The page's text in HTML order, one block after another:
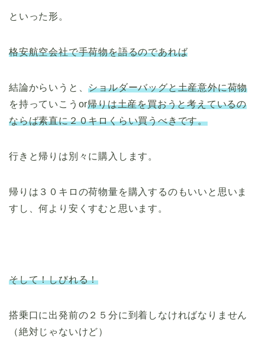
といった形。
格安航空会社で手荷物を語るのであれば
結論からいうと、ショルダーバッグと土産意外に荷物
を持っていこうor帰りは土産を買おうと考えているの
ならば素直に２０キロくらい買うべきです。
行きと帰りは別々に購入します。
帰りは３０キロの荷物量を購入するのもいいと思いま
すし、何より安くすむと思います。
そして！しびれる！
搭乗口に出発前の２５分に到着しなければなりません
（絶対じゃないけど）